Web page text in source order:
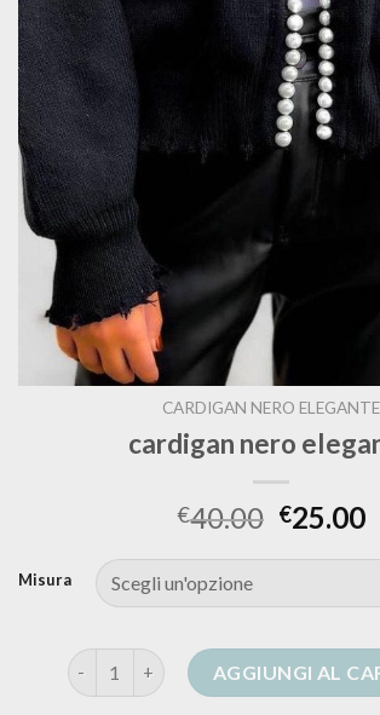
CARDIGAN NERO ELEGANTE
cardigan nero
€40.00 €25.00
Misura
cardigan nero elegante quantità
AGGIUNGI AL